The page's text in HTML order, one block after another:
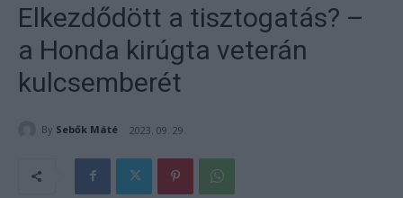
Elkezdődött a tisztogatás? –
a Honda kirúgta veterán
kulcsemberét
By Sebők Máté 2023. 09. 29.